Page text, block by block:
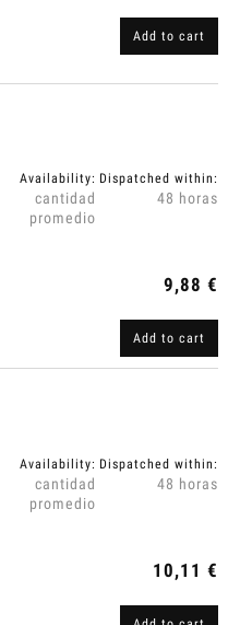
Add to cart
Availability:
cantidad
promedio
Dispatched within:
48 horas
9,88 €
Add to cart
Availability:
cantidad
promedio
Dispatched within:
48 horas
10,11 €